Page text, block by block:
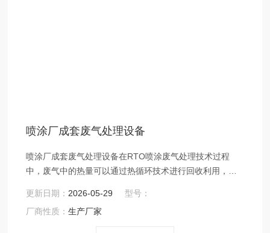
喷涂厂成套废气处理设备
喷涂厂成套废气处理设备在RTO喷涂废气处理技术过程
中，废气中的热量可以通过热循环技术进行回收利用，从
要求处理设备能够高效处理大量的废气，并且能够保证长
期稳定运行。采用RTO喷涂废气处理技术可以满足这些要
更新日期： 2026-05-29
型号：
厂商性质：生产厂家